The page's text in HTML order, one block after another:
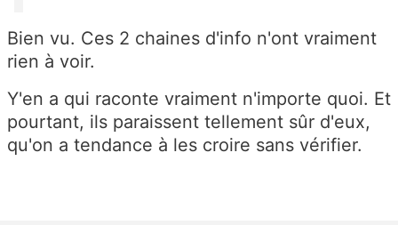
Bien vu. Ces 2 chaines d'info n'ont vraiment
rien à voir.
Y'en a qui raconte vraiment n'importe quoi. Et
pourtant, ils paraissent tellement sûr d'eux,
qu'on a tendance à les croire sans vérifier.